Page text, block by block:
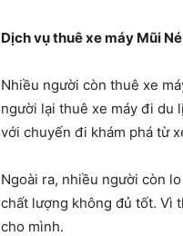
Dịch vụ thuê xe máy Mũi
Nhiều người còn thuê xe
người lại thuê xe máy đi du
với chuyến đi khám phá từ
Ngoài ra, nhiều người còn
chất lượng không đủ tốt. Vì
cho mình.